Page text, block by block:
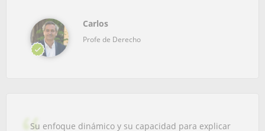
Carlos
Profe de Derecho
Su enfoque dinámico y su capacidad para explicar